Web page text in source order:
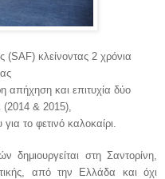
(SAF) κλείνοντας 2 χρόνια
απήχηση και επιτυχία δύο
(2014 & 2015),
το φετινό καλοκαίρι.
στη Σαντορίνη,
από την Ελλάδα και όχι